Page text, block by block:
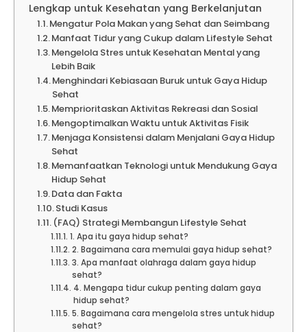
Lengkap untuk Kesehatan yang Berkelanjutan
Mengatur Pola Makan yang Sehat dan Seimbang
Manfaat Tidur yang Cukup dalam Lifestyle Sehat
Mengelola Stres untuk Kesehatan Mental yang
Lebih Baik
Menghindari Kebiasaan Buruk untuk Gaya Hidup
Sehat
Memprioritaskan Aktivitas Rekreasi dan Sosial
Mengoptimalkan Waktu untuk Aktivitas Fisik
Menjaga Konsistensi dalam Menjalani Gaya Hidup
Sehat
Memanfaatkan Teknologi untuk Mendukung Gaya
Hidup Sehat
Data dan Fakta
Studi Kasus
(FAQ) Strategi Membangun Lifestyle Sehat
1. Apa itu gaya hidup sehat?
2. Bagaimana cara memulai gaya hidup sehat?
3. Apa manfaat olahraga dalam gaya hidup
sehat?
4. Mengapa tidur cukup penting dalam gaya
hidup sehat?
5. Bagaimana cara mengelola stres untuk hidup
sehat?